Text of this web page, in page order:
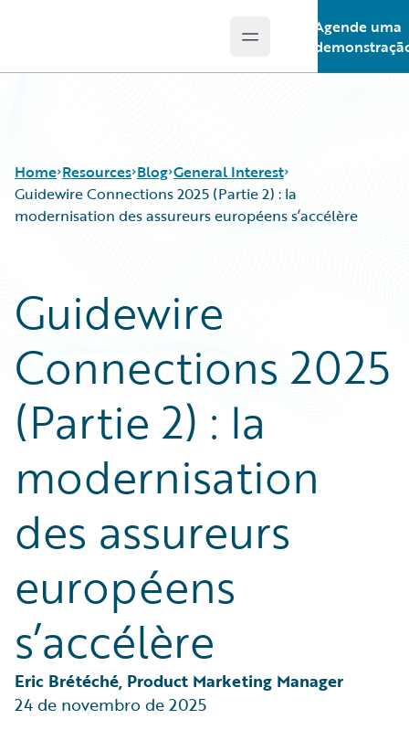
Open main menu
Agende uma
Home Resources
Podcasts
Blog
Help and Support
Insurance Technology FAQ
Blog
Careers
Customer Viewpoint
Developers
General Interest
Partner Perspective
Technology
General Interest
Guidewire Connections 2025 (Partie 2) : la
modernisation des assureurs européens s’accélère
Guidewire
Connections 2025
(Partie 2) : la
modernisation
des assureurs
européens
s’accélère
Eric Brétéché, Product Marketing Manager
24 de novembro de 2025